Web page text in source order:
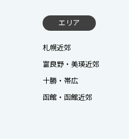
エリア
札幌近郊
富良野・美瑛近郊
十勝・帯広
函館・函館近郊